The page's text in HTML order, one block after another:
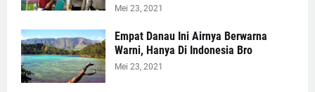
Mei 23, 2021
Empat Danau Ini Airnya Berwarna
Warni, Hanya Di Indonesia Bro
Mei 23, 2021